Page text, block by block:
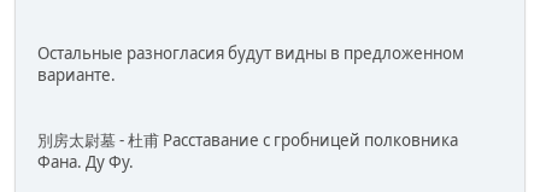
Остальные разногласия будут видны в предложенном
варианте.
別房太尉墓 - 杜甫 Расставание с гробницей полковника
Фана. Ду Фу.